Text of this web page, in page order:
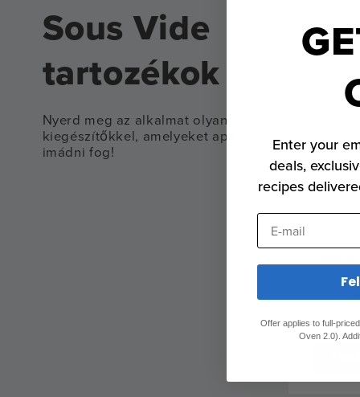
Sous Vide
tartozékok
Nyerd meg az alkalmat olyan
kiegészítőkkel, amelyeket apa
imádni fog!
Enter your
deals,
recipes
E-mail
Offer applies to full-
Oven 2.0).